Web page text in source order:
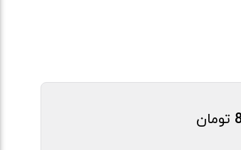
تومان